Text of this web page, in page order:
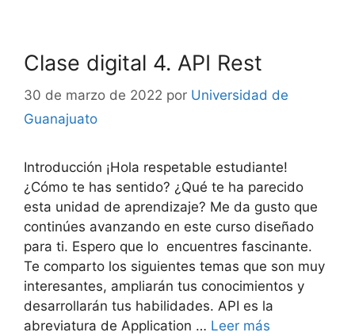
Clase digital 4. API Rest
30 de marzo de 2022 por Universidad de
Guanajuato
Introducción ¡Hola respetable estudiante!
¿Cómo te has sentido? ¿Qué te ha parecido
esta unidad de aprendizaje? Me da gusto que
continúes avanzando en este curso diseñado
para ti. Espero que lo encuentres fascinante.
Te comparto los siguientes temas que son muy
interesantes, ampliarán tus conocimientos y
desarrollarán tus habilidades. API es la
abreviatura de Application … Leer más